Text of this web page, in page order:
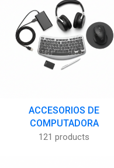
ACCESORIOS DE
COMPUTADORA
121 products